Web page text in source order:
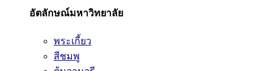
อัตลักษณ์มหาวิทยาลัย
พระเกี้ยว
สีชมพู